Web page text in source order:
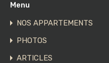
Menu
NOS APPARTEMENTS
PHOTOS
ARTICLES